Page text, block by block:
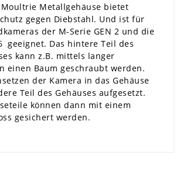
Metallgehäuse bietet
gegen Diebstahl. Und ist für
der M-Serie GEN 2 und die
geeignet. Das hintere Teil des
kann z.B. mittels langer
einen Baum geschraubt werden.
der Kamera in das Gehäuse
Teil des Gehäuses aufgesetzt.
können dann mit einem
gesichert werden.